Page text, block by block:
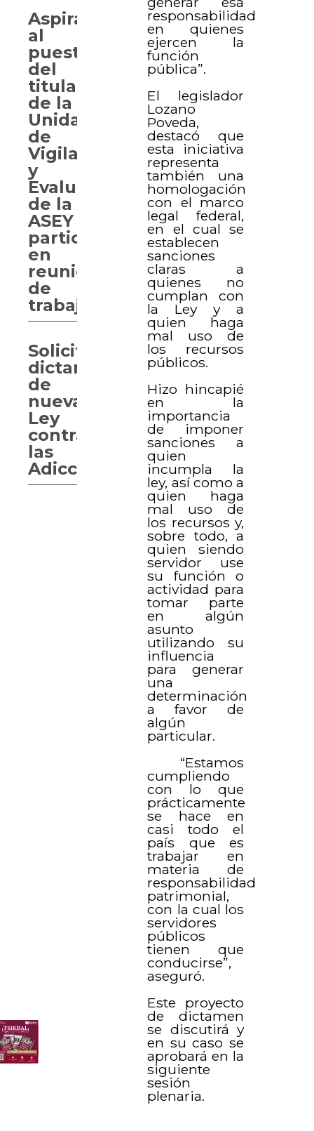
responsabilidad
en quienes
ejercen la
función
pública”.
El legislador
Lozano
Poveda,
destacó que
esta iniciativa
representa
también una
homologación
con el marco
legal federal,
en el cual se
establecen
sanciones
claras a
quienes no
cumplan con
la Ley y a
quien haga
mal uso de
los recursos
públicos.
Hizo hincapié
en la
importancia
de imponer
sanciones a
quien
incumpla la
ley, así como a
quien haga
mal uso de
los recursos y,
sobre todo, a
quien siendo
servidor use
su función o
actividad para
tomar parte
en algún
asunto
utilizando su
influencia
para generar
una
determinación
a favor de
algún
particular.
“Estamos
cumpliendo
con lo que
prácticamente
se hace en
casi todo el
país que es
trabajar en
materia de
responsabilidad
patrimonial,
con la cual los
servidores
públicos
tienen que
conducirse”,
aseguró.
Este proyecto
de dictamen
se discutirá y
en su caso se
aprobará en la
siguiente
sesión
plenaria.
Aspirantes
al
puesto
del
titular
de la
Unidad
de
Vigilancia
y
Evaluación
de la
ASEY
participan
en
reunión
de
trabajo
Solicitan
dictamen
de
nueva
Ley
contra
las
Adicciones